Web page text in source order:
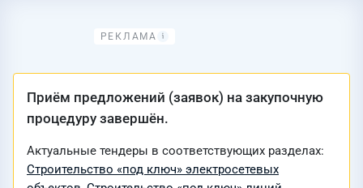
Приём предложений (заявок) на закупочную
процедуру завершён.
Актуальные тендеры в соответствующих разделах:
Строительство «под ключ» электросетевых